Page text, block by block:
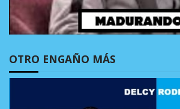
OTRO ENGAÑO MÁS